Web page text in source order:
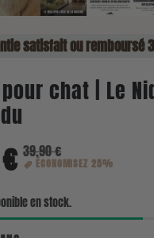
satisfait ou remboursé
chat | Le
en stock.